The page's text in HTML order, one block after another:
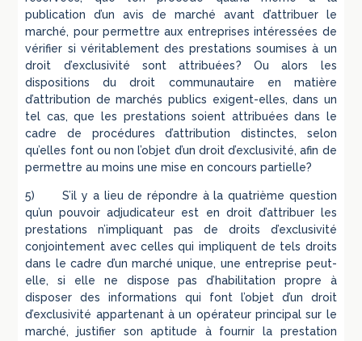
publication d’un avis de marché avant d’attribuer le
marché, pour permettre aux entreprises intéressées de
vérifier si véritablement des prestations soumises à un
droit d’exclusivité sont attribuées? Ou alors les
dispositions du droit communautaire en matière
d’attribution de marchés publics exigent-elles, dans un
tel cas, que les prestations soient attribuées dans le
cadre de procédures d’attribution distinctes, selon
qu’elles font ou non l’objet d’un droit d’exclusivité, afin de
permettre au moins une mise en concours partielle?
5) S’il y a lieu de répondre à la quatrième question
qu’un pouvoir adjudicateur est en droit d’attribuer les
prestations n’impliquant pas de droits d’exclusivité
conjointement avec celles qui impliquent de tels droits
dans le cadre d’un marché unique, une entreprise peut-
elle, si elle ne dispose pas d’habilitation propre à
disposer des informations qui font l’objet d’un droit
d’exclusivité appartenant à un opérateur principal sur le
marché, justifier son aptitude à fournir la prestation